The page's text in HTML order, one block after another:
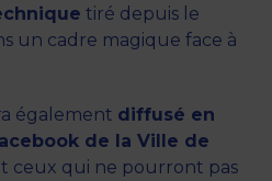
tiré depuis le
un cadre magique face à
également diffusé en
de la Ville de
ceux qui ne pourront pas